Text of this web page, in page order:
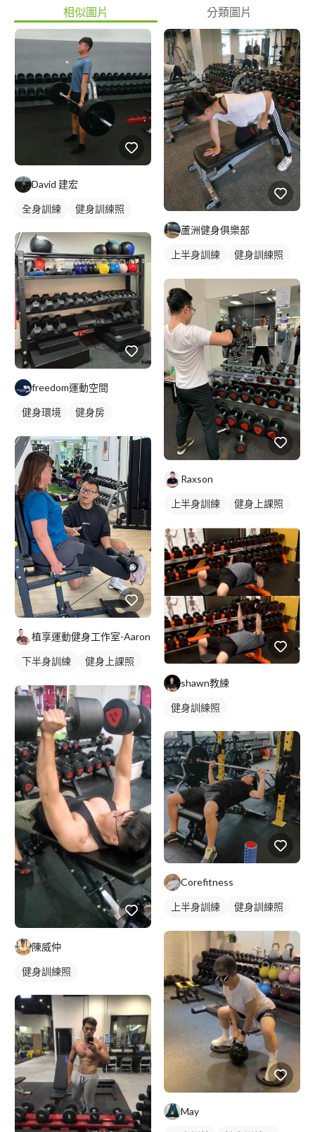
相似圖片 分類圖片
David 建宏
全身訓練 健身訓練照
freedom運動空間
健身環境
健身房
植享運動健身工作室-Aaron
下半身訓練
健身上課照
重訓教練
健身課程
重訓課程
背部訓練
陳威仲
健身訓練照
蘆洲健身俱樂部
上半身訓練
健身訓練照
Raxson
上半身訓練
健身上課照
手臂訓練
shawn教練
健身訓練照
Corefitness
上半身訓練
健身訓練照
May